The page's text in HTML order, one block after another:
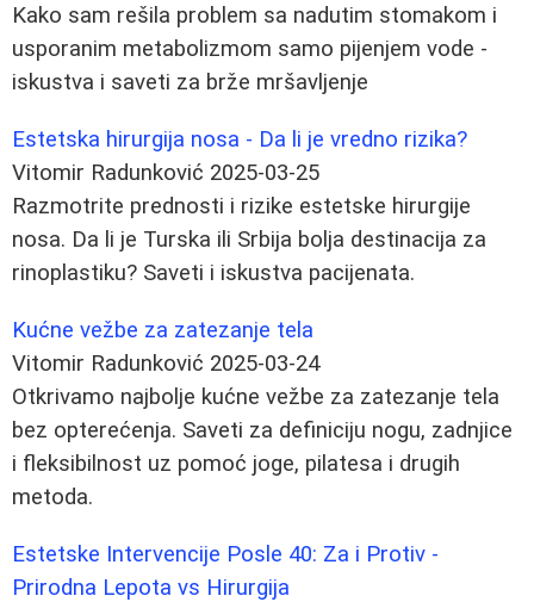
Kako sam rešila problem sa nadutim stomakom i
usporanim metabolizmom samo pijenjem vode -
iskustva i saveti za brže mršavljenje
Estetska hirurgija nosa - Da li je vredno rizika?
Vitomir Radunković 2025-03-25
Razmotrite prednosti i rizike estetske hirurgije
nosa. Da li je Turska ili Srbija bolja destinacija za
rinoplastiku? Saveti i iskustva pacijenata.
Kućne vežbe za zatezanje tela
Vitomir Radunković 2025-03-24
Otkrivamo najbolje kućne vežbe za zatezanje tela
bez opterećenja. Saveti za definiciju nogu, zadnjice
i fleksibilnost uz pomoć joge, pilatesa i drugih
metoda.
Estetske Intervencije Posle 40: Za i Protiv -
Prirodna Lepota vs Hirurgija